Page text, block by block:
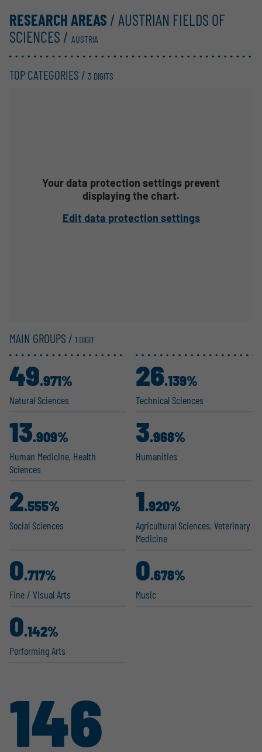
RESEARCH AREAS / AUSTRIAN FIELDS OF
SCIENCES / AUSTRIA
TOP CATEGORIES / 3 DIGITS
Your data protection settings prevent
displaying the chart.
Edit data protection settings
MAIN GROUPS / 1 DIGIT
Natural Sciences
49.971%
Technical Sciences
26.139%
Human Medicine, Health
Sciences
13.909%
Humanities
3.968%
Social Sciences
2.555%
Agricul­tural Sciences, Veterinary
Medicine
1.920%
Fine / Visual Arts
0.717%
Music
0.678%
Performing Arts
0.142%
146